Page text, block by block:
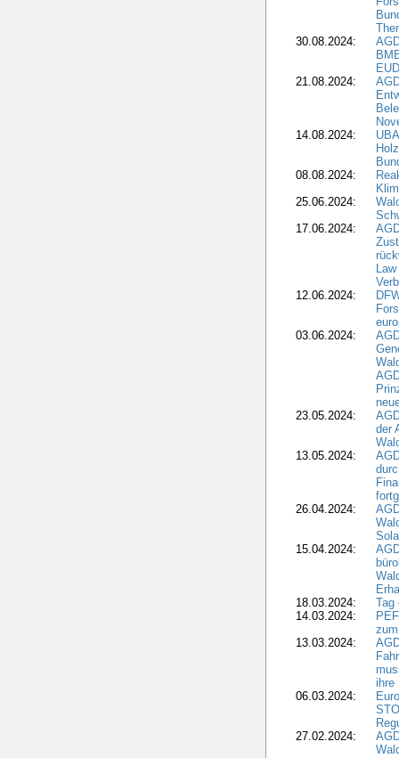
30.08.2024:
21.08.2024:
14.08.2024:
08.08.2024:
25.06.2024:
17.06.2024:
12.06.2024:
03.06.2024:
23.05.2024:
der
13.05.2024:
26.04.2024:
15.04.2024:
18.03.2024:
Tag
14.03.2024:
13.03.2024:
ihre
06.03.2024:
27.02.2024: